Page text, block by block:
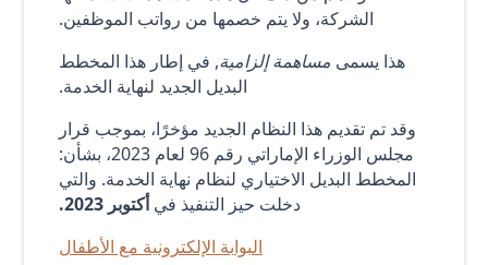
الشركة، ولا يتم خصمها من رواتب الموظفين.
هذا يسمى مساهمة إلزامية, في إطار هذا المخطط
البديل الجديد لنهاية الخدمة.
وقد تم تقديم هذا النظام الجديد مؤخرًا، بموجب قرار
مجلس الوزراء الإماراتي رقم 96 لعام 2023، بشأن:
المخطط البديل الاختياري لنظام نهاية الخدمة. والتي
دخلت حيز التنفيذ فيأكتوبر 2023.
البوابة الإلكترونية مع الأطفال